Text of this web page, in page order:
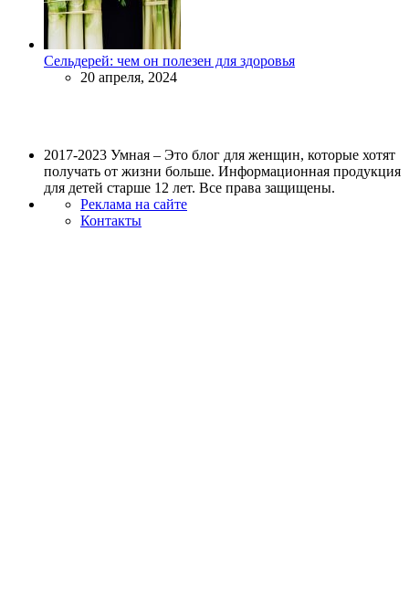
Сельдерей: чем он полезен для здоровья
20 апреля, 2024
2017-2023 Умная – Это блог для женщин, которые хотят
получать от жизни больше. Информационная продукция
для детей старше 12 лет. Все права защищены.
Реклама на сайте
Контакты